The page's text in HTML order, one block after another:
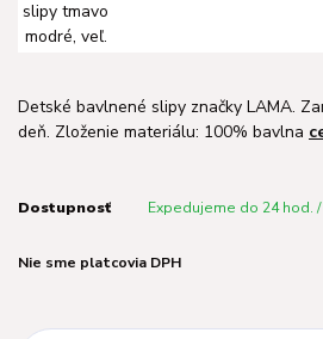
Detské bavlnené slipy značky LAMA.
deň. Zloženie materiálu: 100% bavlna
Dostupnosť Expedujeme do 24 hod. /
Nie sme platcovia DPH